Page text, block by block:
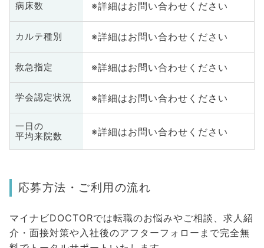
病床数 ※詳細はお問い合わせください
カルテ種別 ※詳細はお問い合わせください
救急指定 ※詳細はお問い合わせください
学会認定状況 ※詳細はお問い合わせください
一日の
平均来院数
※詳細はお問い合わせください
応募方法・ご利用の流れ
マイナビDOCTORでは転職のお悩みやご相談、求人紹
介・面接対策や入社後のアフターフォローまで完全無